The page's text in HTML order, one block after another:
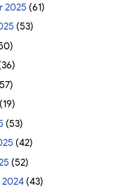
2025 (61)
(53)
(19)
(53)
(42)
(52)
(43)